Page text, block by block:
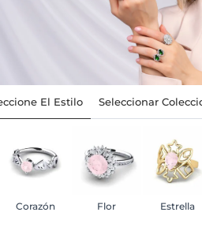
El Estilo Seleccionar
Corazón Flor Estrella